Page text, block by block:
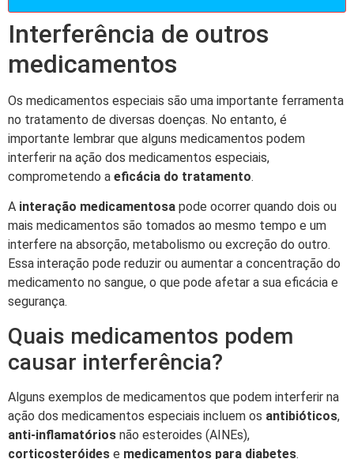
Interferência de outros
medicamentos
Os medicamentos especiais são uma importante ferramenta
no tratamento de diversas doenças. No entanto, é
importante lembrar que alguns medicamentos podem
interferir na ação dos medicamentos especiais,
comprometendo a eficácia do tratamento.
A interação medicamentosa pode ocorrer quando dois ou
mais medicamentos são tomados ao mesmo tempo e um
interfere na absorção, metabolismo ou excreção do outro.
Essa interação pode reduzir ou aumentar a concentração do
medicamento no sangue, o que pode afetar a sua eficácia e
segurança.
Quais medicamentos podem
causar interferência?
Alguns exemplos de medicamentos que podem interferir na
ação dos medicamentos especiais incluem os antibióticos,
anti-inflamatórios não esteroides (AINEs),
corticosteróides e medicamentos para diabetes.